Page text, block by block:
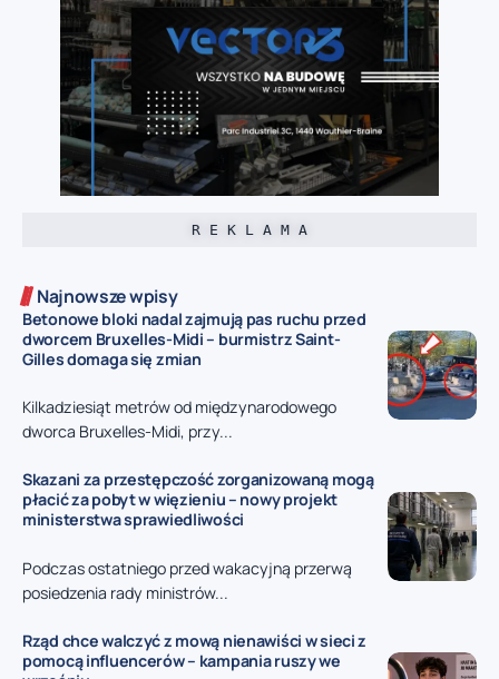
R E K L A M A
Najnowsze wpisy
Betonowe bloki nadal zajmują pas ruchu przed
dworcem Bruxelles-Midi – burmistrz Saint-
Gilles domaga się zmian
Kilkadziesiąt metrów od międzynarodowego
dworca Bruxelles-Midi, przy...
Skazani za przestępczość zorganizowaną mogą
płacić za pobyt w więzieniu – nowy projekt
ministerstwa sprawiedliwości
Podczas ostatniego przed wakacyjną przerwą
posiedzenia rady ministrów...
Rząd chce walczyć z mową nienawiści w sieci z
pomocą influencerów – kampania ruszy we